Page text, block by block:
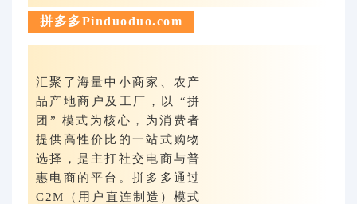
拼多多Pinduoduo.com
汇聚了海量中小商家、农产
品产地商户及工厂，以 “拼
团” 模式为核心，为消费者
提供高性价比的一站式购物
选择，是主打社交电商与普
惠电商的平台。拼多多通过
C2M（用户直连制造）模式